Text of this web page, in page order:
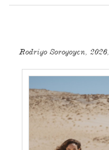
Rodrigo Sorogoyen,